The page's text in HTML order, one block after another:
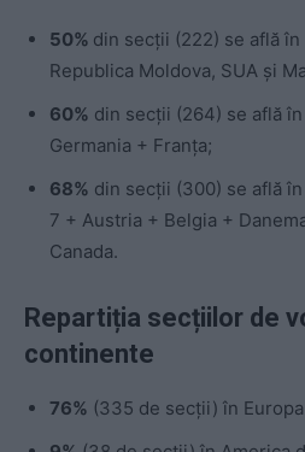
50% din secții (222) se află în
Republica Moldova, SUA și
60% din secții (264) se află
Germania + Franța;
68% din secții (300) se află
7 + Austria + Belgia +
Canada.
Repartiția secțiilor de
continente
76% (335 de secții) în Europa